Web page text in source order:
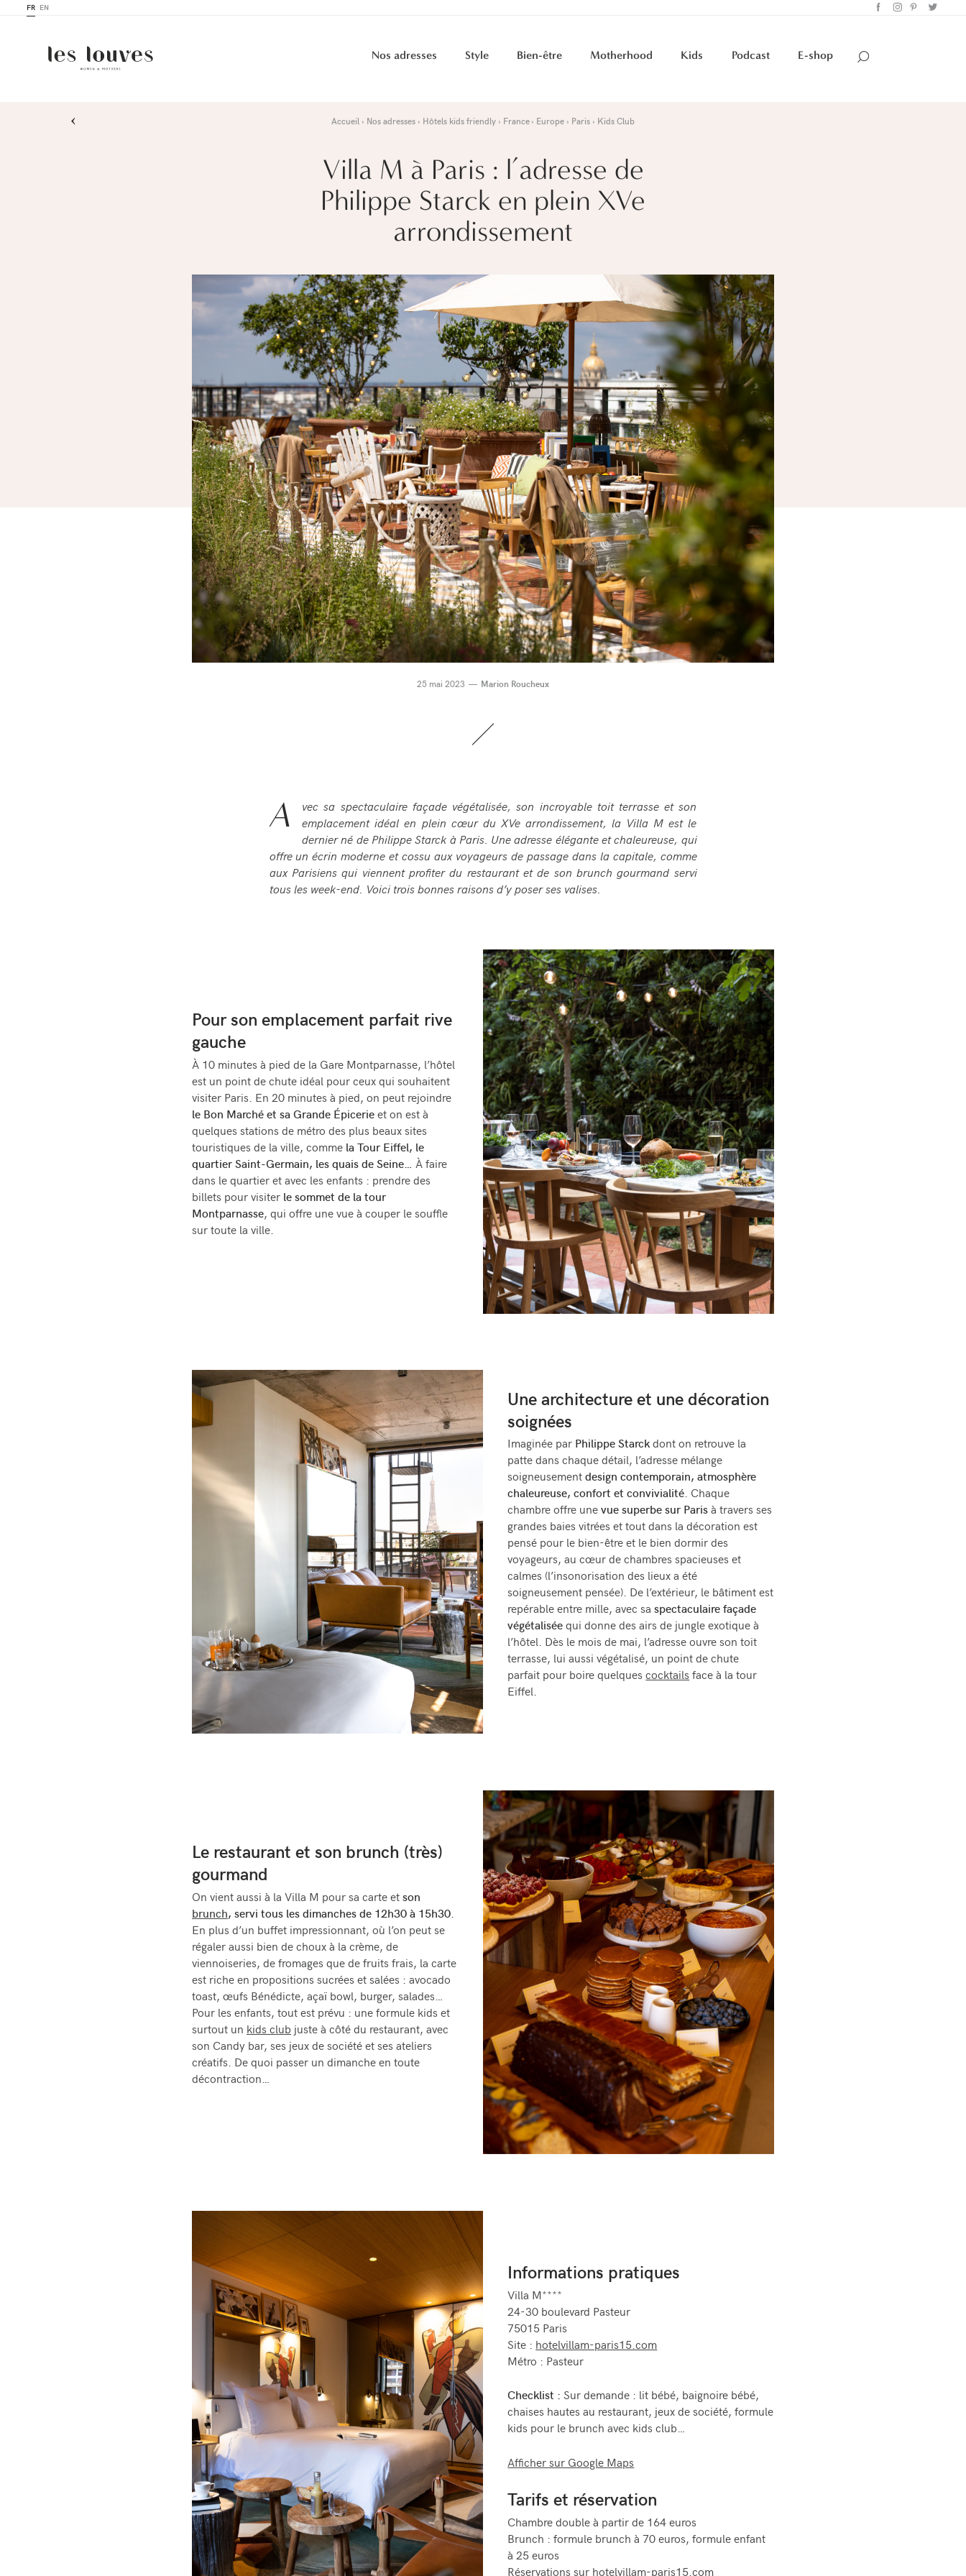
FR EN
Nos adresses Style Bien-être Motherhood Kids Podcast E-shop
› Accueil Nos adresses Hôtels kids friendly France Europe Paris Kids Club
Villa M à Paris : l’adresse de
Philippe Starck en plein XVe
arrondissement
25 mai 2023 Marion Roucheux
A
vec sa spectaculaire façade végétalisée, son incroyable toit terrasse et son
emplacement idéal en plein cœur du XVe arrondissement, la Villa M est le
dernier né de Philippe Starck à Paris. Une adresse élégante et chaleureuse, qui
offre un écrin moderne et cossu aux voyageurs de passage dans la capitale, comme
aux Parisiens qui viennent profiter du restaurant et de son brunch gourmand servi
tous les week-end. Voici trois bonnes raisons d’y poser ses valises.
Pour son emplacement parfait rive
gauche
À 10 minutes à pied de la Gare Montparnasse, l’hôtel
est un point de chute idéal pour ceux qui souhaitent
visiter Paris. En 20 minutes à pied, on peut rejoindre
le Bon Marché et sa Grande Épicerieet on est à
quelques stations de métro des plus beaux sites
touristiques de la ville, comme la Tour Eiffel, le
quartier Saint-Germain, les quais de Seine… À faire
dans le quartier et avec les enfants : prendre des
billets pour visiter le sommet de la tour
Montparnasse, qui offre une vue à couper le souffle
sur toute la ville.
Une architecture et une décoration
soignées
Imaginée par Philippe Starckdont on retrouve la
patte dans chaque détail, l’adresse mélange
soigneusementdesign contemporain, atmosphère
chaleureuse, confort et convivialité. Chaque
chambre offre unevue superbe sur Parisà travers ses
grandes baies vitrées et tout dans la décoration est
pensé pour le bien-être et le bien dormir des
voyageurs, au cœur de chambres spacieuses et
calmes (l’insonorisation des lieux a été
soigneusement pensée). De l’extérieur, le bâtiment est
repérable entre mille, avec saspectaculaire façade
végétaliséequi donne des airs de jungle exotique à
l’hôtel. Dès le mois de mai, l’adresse ouvre son toit
terrasse, lui aussi végétalisé, un point de chute
parfait pour boire quelquescocktailsface à la tour
Eiffel.
Le restaurant et son brunch (très)
gourmand
On vient aussi à la Villa M pour sa carte etson
brunch, servi tous les dimanches de 12h30 à 15h30.
En plus d’un buffet impressionnant, où l’on peut se
régaler aussi bien de choux à la crème, de
viennoiseries, de fromages que de fruits frais, la carte
est riche en propositions sucrées et salées : avocado
toast, œufs Bénédicte, açaï bowl, burger, salades…
Pour les enfants, tout est prévu : une formule kids et
surtout un kids clubjuste à côté du restaurant, avec
son Candy bar, ses jeux de société et ses ateliers
créatifs. De quoi passer un dimanche en toute
décontraction…
Informations pratiques
Villa M****
24-30 boulevard Pasteur
75015 Paris
Site :hotelvillam-paris15.com
Métro : Pasteur
Checklist : Sur demande : lit bébé, baignoire bébé,
chaises hautes au restaurant, jeux de société, formule
kids pour le brunch avec kids club…
Afficher sur Google Maps
Tarifs et réservation
Chambre double à partir de 164 euros
Brunch : formule brunch à 70 euros, formule enfant
à 25 euros